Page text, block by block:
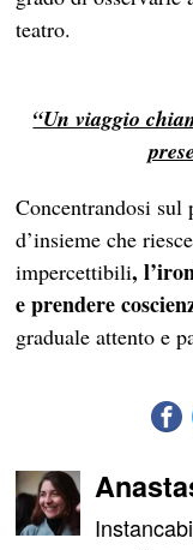
teatro.
“Un viaggio
Concentrandosi sul
d’insieme che
impercettibili,
e prendere
graduale attento e